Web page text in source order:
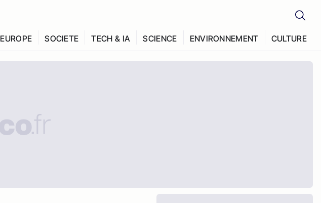
EUROPE SOCIETE TECH & IA SCIENCE ENVIRONNEMENT CULTURE